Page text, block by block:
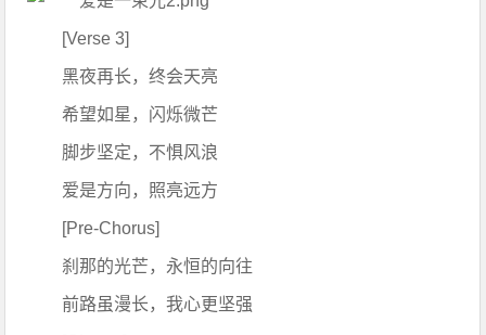
[Verse 3]
黑夜再长，终会天亮
希望如星，闪烁微芒
脚步坚定，不惧风浪
爱是方向，照亮远方
[Pre-Chorus]
刹那的光芒，永恒的向往
前路虽漫长，我心更坚强